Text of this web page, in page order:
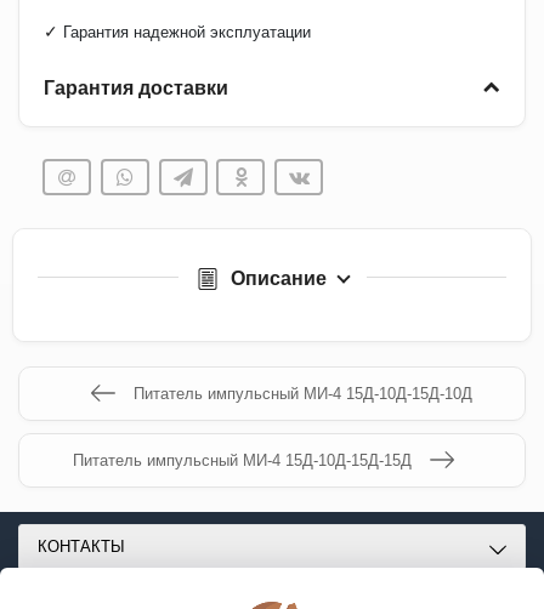
✓ Гарантия надежной эксплуатации
Гарантия доставки
Описание
Питатель импульсный МИ-4 15Д-10Д-15Д-10Д
Питатель импульсный МИ-4 15Д-10Д-15Д-15Д
КОНТАКТЫ